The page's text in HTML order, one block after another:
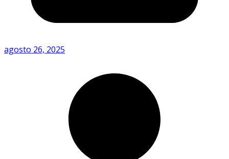
agosto 26, 2025